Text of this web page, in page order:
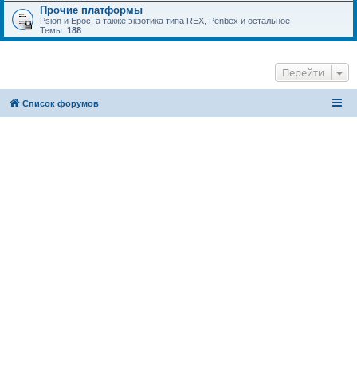
Прочие платформы
Psion и Epoc, а также экзотика типа REX, Penbex и остальное
Темы: 188
Перейти
Список форумов